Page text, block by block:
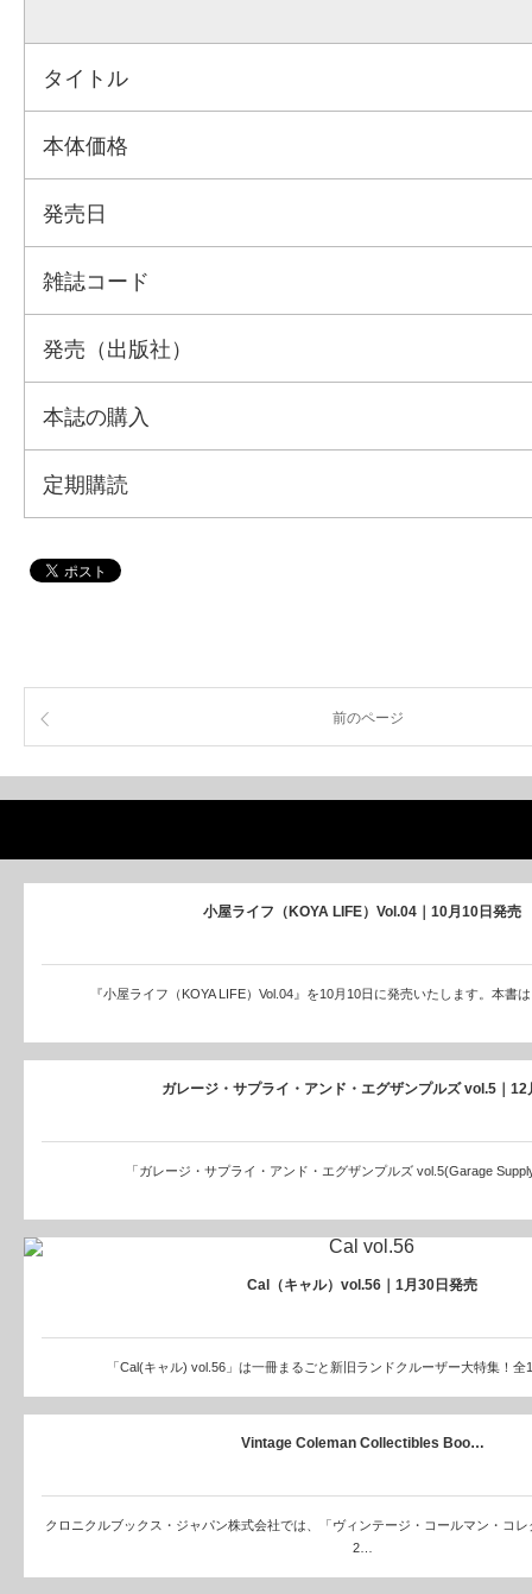
タイトル
本体価格
発売日
雑誌コード
発売（出版社）
本誌の購入
定期購読
前のページ
小屋ライフ（KOYA LIFE）Vol.04｜10月10日発売
『小屋ライフ（KOYA LIFE）Vol.04』を10月10日に発売いたします。本書
ガレージ・サプライ・アンド・エグザンプルズ vol.5｜
「ガレージ・サプライ・アンド・エグザンプルズ vol.5(Garage
Cal（キャル）vol.56｜1月30日発売
「Cal(キャル) vol.56」は一冊まるごと新旧ランドクルーザー大特集！
Vintage Coleman Collectibles Boo…
クロニクルブックス・ジャパン株式会社では、「ヴィンテージ・コールマン・コ
2…